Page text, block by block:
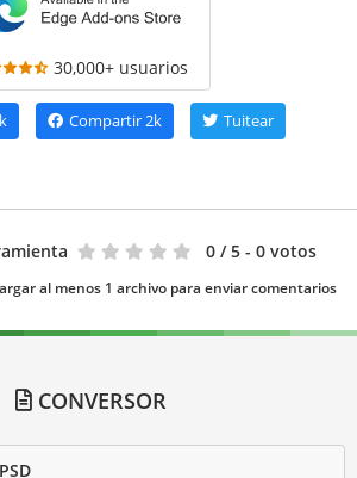
30,000+ usuarios
Compartir2k Tuitear
0 / 5 - 0 votos
al menos 1 archivo para enviar comentarios
CONVERSOR